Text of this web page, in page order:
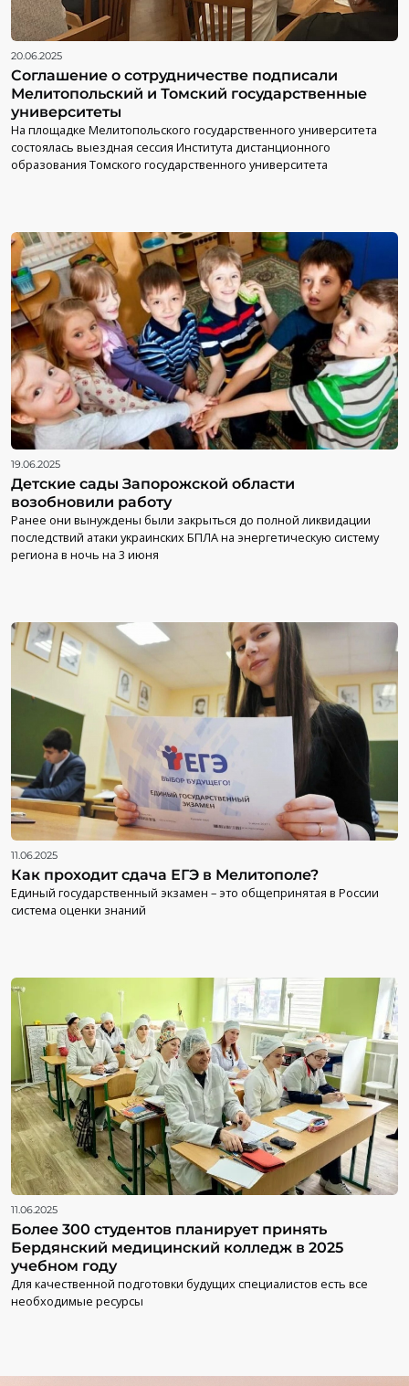
20.06.2025
Соглашение о сотрудничестве подписали
Мелитопольский и Томский государственные
университеты
На площадке Мелитопольского государственного университета
состоялась выездная сессия Института дистанционного
образования Томского государственного университета
19.06.2025
Детские сады Запорожской области
возобновили работу
Ранее они вынуждены были закрыться до полной ликвидации
последствий атаки украинских БПЛА на энергетическую систему
региона в ночь на 3 июня
11.06.2025
Как проходит сдача ЕГЭ в Мелитополе?
Единый государственный экзамен – это общепринятая в России
система оценки знаний
11.06.2025
Более 300 студентов планирует принять
Бердянский медицинский колледж в 2025
учебном году
Для качественной подготовки будущих специалистов есть все
необходимые ресурсы